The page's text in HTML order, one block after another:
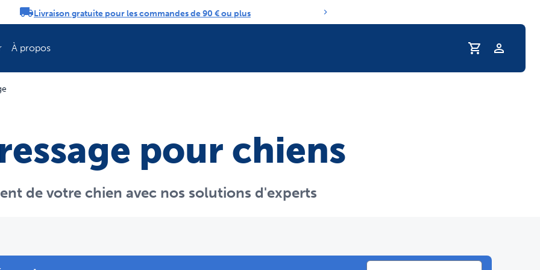
Livraison gratuite pour les commandes de 90 € ou plus
À propos
Profil
pour chiens
de votre chien avec nos solutions d'experts